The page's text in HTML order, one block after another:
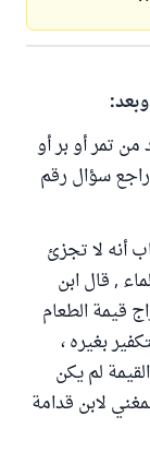
تمر أو بر أو
سؤال رقم
أنه لا تجزئ
, قال ابن
قيمة الطعام
بغيره ،
لم يكن
لابن قدامة